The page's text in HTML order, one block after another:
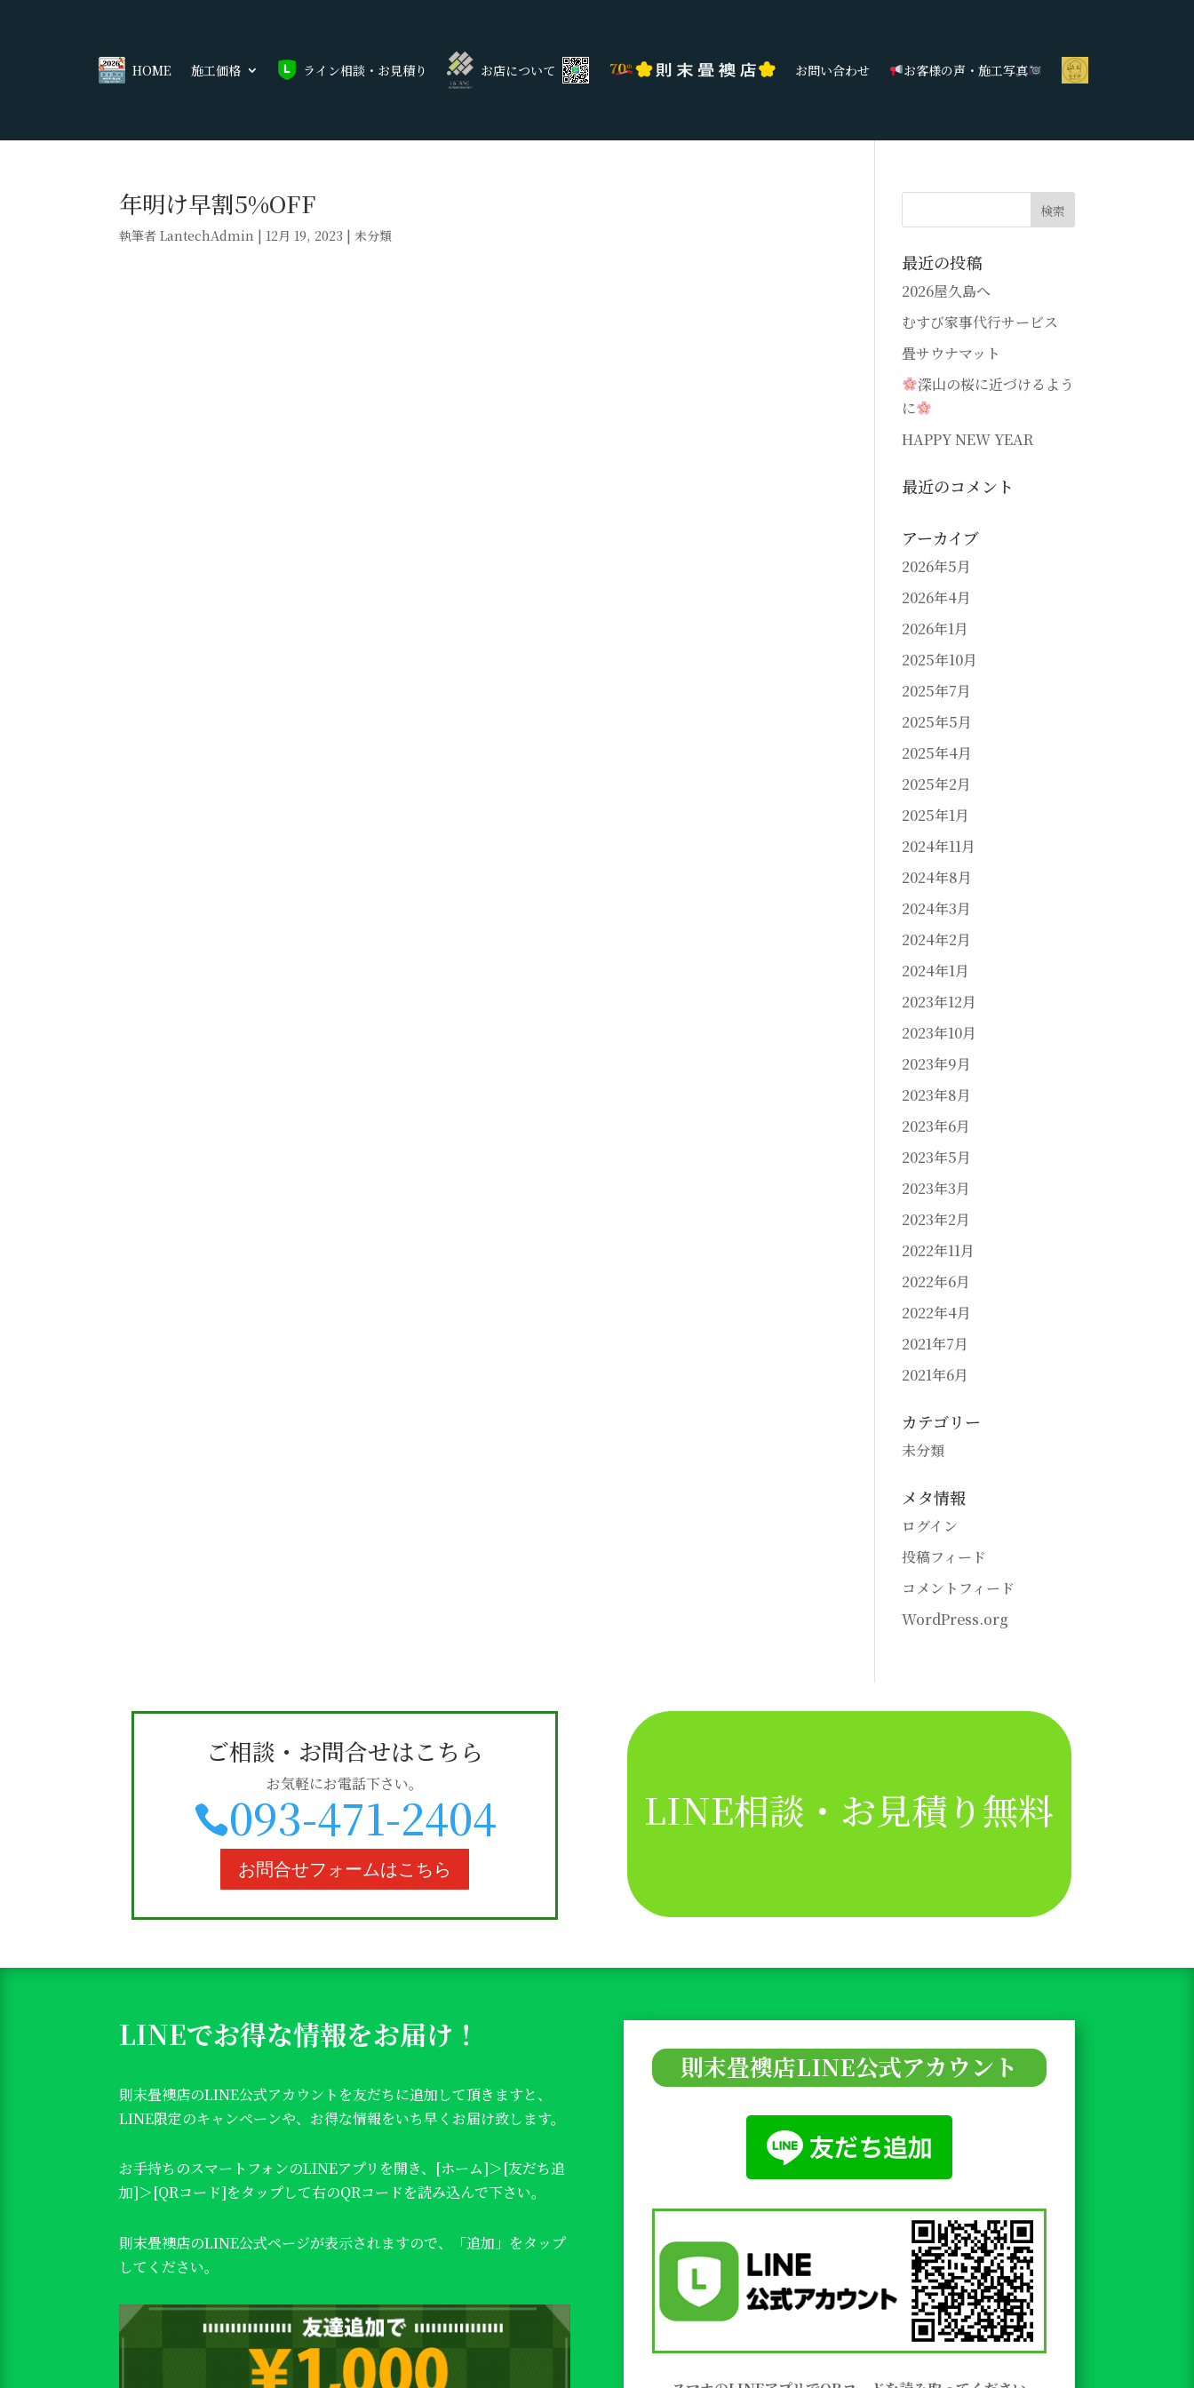
HOME 施工価格 ライン相談・お見積り お店について お問い合わせ お客様の声・施工写真
年明け早割5%OFF
執筆者LantechAdmin | 12月 19, 2023 |未分類
最近の投稿
2026屋久島へ
むすび家事代行サービス
畳サウナマット
深山の桜に近づけるよう
に
HAPPY NEW YEAR
最近のコメント
アーカイブ
2026年5月
2026年4月
2026年1月
2025年10月
2025年7月
2025年5月
2025年4月
2025年2月
2025年1月
2024年11月
2024年8月
2024年3月
2024年2月
2024年1月
2023年12月
2023年10月
2023年9月
2023年8月
2023年6月
2023年5月
2023年3月
2023年2月
2022年11月
2022年6月
2022年4月
2021年7月
2021年6月
カテゴリー
未分類
メタ情報
ログイン
投稿フィード
コメントフィード
WordPress.org
ご相談・お問合せはこちら
お気軽にお電話下さい。
093-471-2404
お問合せフォームはこちら
LINE相談・お見積り無料
LINEでお得な情報をお届け！
則末畳襖店のLINE公式アカウントを友だちに追加して頂きますと、
LINE限定のキャンペーンや、お得な情報をいち早くお届け致します。
お手持ちのスマートフォンのLINEアプリを開き、 [ホーム]＞[友だち追
加]＞[QRコード]をタップして右のQRコードを読み込んで下さい。
則末畳襖店のLINE公式ページが表示されますので、「追加」をタップ
してください。
則末畳襖店LINE公式アカウント